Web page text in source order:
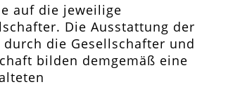
auf die jeweilige
Die Ausstattung der
die Gesellschafter und
bilden demgemäß eine